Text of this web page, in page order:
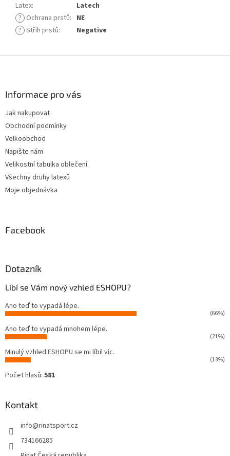
Latex:
Latech
? Ochrana prstů: NE
? Střih prstů: Negative
Informace pro vás
Jak nakupovat
Obchodní podmínky
Velkoobchod
Napište nám
Velikostní tabulka oblečení
Všechny druhy latexů
Moje objednávka
Facebook
Dotazník
Líbí se Vám nový vzhled ESHOPU?
Ano teď to vypadá lépe.
(66%)
Ano teď to vypadá mnohem lépe.
(21%)
Minulý vzhled ESHOPU se mi líbil víc.
(13%)
Počet hlasů: 581
Kontakt
info@rinatsport.cz
734166285